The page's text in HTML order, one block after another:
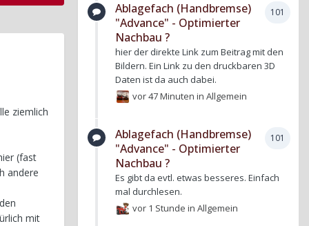
ziemlich
(fast
andere
mit
101
Ablagefach (Handbremse)
"Advance" - Optimierter
Nachbau ?
hier der direkte Link zum Beitrag mit den
Bildern. Ein Link zu den druckbaren 3D
Daten ist da auch dabei.
vor 47 MinuteninAllgemein
101
Ablagefach (Handbremse)
"Advance" - Optimierter
Nachbau ?
Es gibt da evtl. etwas besseres. Einfach
mal durchlesen.
vor 1 Stunde inAllgemein